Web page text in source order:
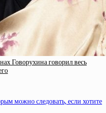
Говорухина говорил весь
можно следовать, если хотите